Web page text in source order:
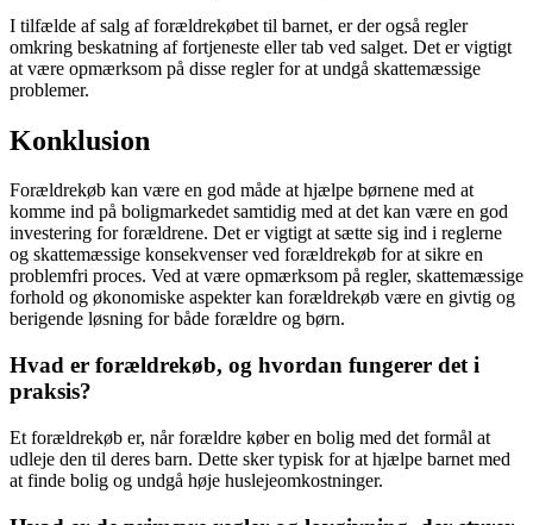
I tilfælde af salg af forældrekøbet til barnet, er der også regler
omkring beskatning af fortjeneste eller tab ved salget. Det er vigtigt
at være opmærksom på disse regler for at undgå skattemæssige
problemer.
Konklusion
Forældrekøb kan være en god måde at hjælpe børnene med at
komme ind på boligmarkedet samtidig med at det kan være en god
investering for forældrene. Det er vigtigt at sætte sig ind i reglerne
og skattemæssige konsekvenser ved forældrekøb for at sikre en
problemfri proces. Ved at være opmærksom på regler, skattemæssige
forhold og økonomiske aspekter kan forældrekøb være en givtig og
berigende løsning for både forældre og børn.
Hvad er forældrekøb, og hvordan fungerer det i
praksis?
Et forældrekøb er, når forældre køber en bolig med det formål at
udleje den til deres barn. Dette sker typisk for at hjælpe barnet med
at finde bolig og undgå høje huslejeomkostninger.